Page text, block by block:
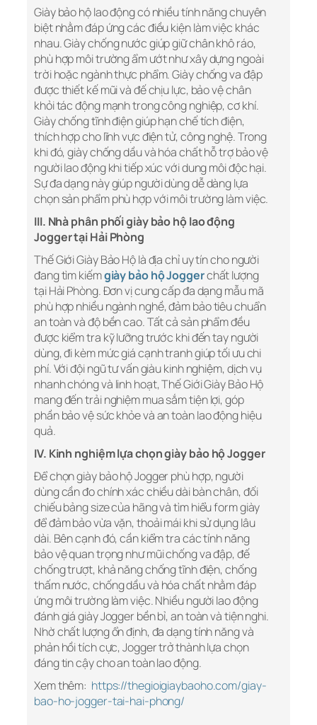
Giày bảo hộ lao động có nhiều tính năng chuyên
biệt nhằm đáp ứng các điều kiện làm việc khác
nhau. Giày chống nước giúp giữ chân khô ráo,
phù hợp môi trường ẩm ướt như xây dựng ngoài
trời hoặc ngành thực phẩm. Giày chống va đập
được thiết kế mũi và đế chịu lực, bảo vệ chân
khỏi tác động mạnh trong công nghiệp, cơ khí.
Giày chống tĩnh điện giúp hạn chế tích điện,
thích hợp cho lĩnh vực điện tử, công nghệ. Trong
khi đó, giày chống dầu và hóa chất hỗ trợ bảo vệ
người lao động khi tiếp xúc với dung môi độc hại.
Sự đa dạng này giúp người dùng dễ dàng lựa
chọn sản phẩm phù hợp với môi trường làm việc.
III. Nhà phân phối giày bảo hộ lao động
Jogger tại Hải Phòng
Thế Giới Giày Bảo Hộ là địa chỉ uy tín cho người
đang tìm kiếmgiày bảo hộ Joggerchất lượng
tại Hải Phòng. Đơn vị cung cấp đa dạng mẫu mã
phù hợp nhiều ngành nghề, đảm bảo tiêu chuẩn
an toàn và độ bền cao. Tất cả sản phẩm đều
được kiểm tra kỹ lưỡng trước khi đến tay người
dùng, đi kèm mức giá cạnh tranh giúp tối ưu chi
phí. Với đội ngũ tư vấn giàu kinh nghiệm, dịch vụ
nhanh chóng và linh hoạt, Thế Giới Giày Bảo Hộ
mang đến trải nghiệm mua sắm tiện lợi, góp
phần bảo vệ sức khỏe và an toàn lao động hiệu
quả.
IV. Kinh nghiệm lựa chọn giày bảo hộ Jogger
Để chọn giày bảo hộ Jogger phù hợp, người
dùng cần đo chính xác chiều dài bàn chân, đối
chiếu bảng size của hãng và tìm hiểu form giày
để đảm bảo vừa vặn, thoải mái khi sử dụng lâu
dài. Bên cạnh đó, cần kiểm tra các tính năng
bảo vệ quan trọng như mũi chống va đập, đế
chống trượt, khả năng chống tĩnh điện, chống
thấm nước, chống dầu và hóa chất nhằm đáp
ứng môi trường làm việc. Nhiều người lao động
đánh giá giày Jogger bền bỉ, an toàn và tiện nghi.
Nhờ chất lượng ổn định, đa dạng tính năng và
phản hồi tích cực, Jogger trở thành lựa chọn
đáng tin cậy cho an toàn lao động.
Xem thêm: https://thegioigiaybaoho.com/giay-
bao-ho-jogger-tai-hai-phong/